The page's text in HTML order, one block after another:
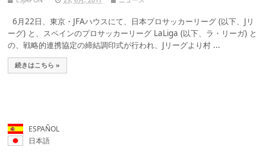
6月22日、東京・JFAハウスにて、日本プロサッカーリーグ (以下、Jリ
ーグ) と、スペインのプロサッカーリーグ LaLiga (以下、ラ・リーガ) と
の、戦略的連携協定の締結調印式が行われ、Jリーグより村 ...
続きはこちら »
ESPAÑOL
日本語